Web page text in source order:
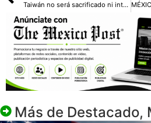
Taiwán no será sacrificado ni intercambiado a pesar de reunión China-EUA: William Lai
Más de Destacado,